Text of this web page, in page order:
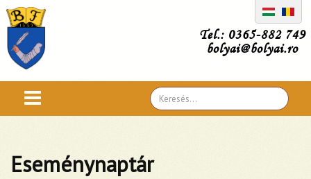
Tel.: 0365-882 749
bolyai@bolyai.ro
Search
...
Eseménynaptár